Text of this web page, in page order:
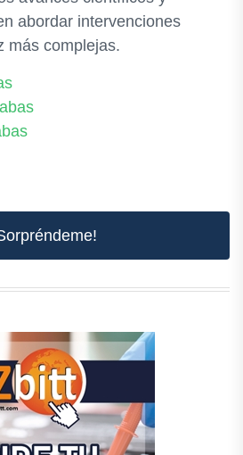
abordar intervenciones
más complejas.